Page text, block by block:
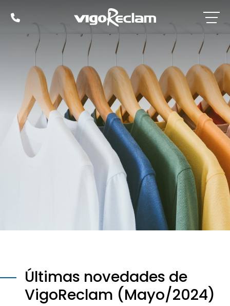
Últimas novedades de
VigoReclam (Mayo/2024)